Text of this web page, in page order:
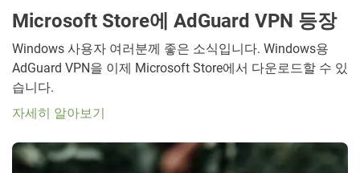
Microsoft Store에 AdGuard VPN 등장
Windows 사용자 여러분께 좋은 소식입니다. Windows용
AdGuard VPN을 이제 Microsoft Store에서 다운로드할 수 있
습니다.
자세히 알아보기